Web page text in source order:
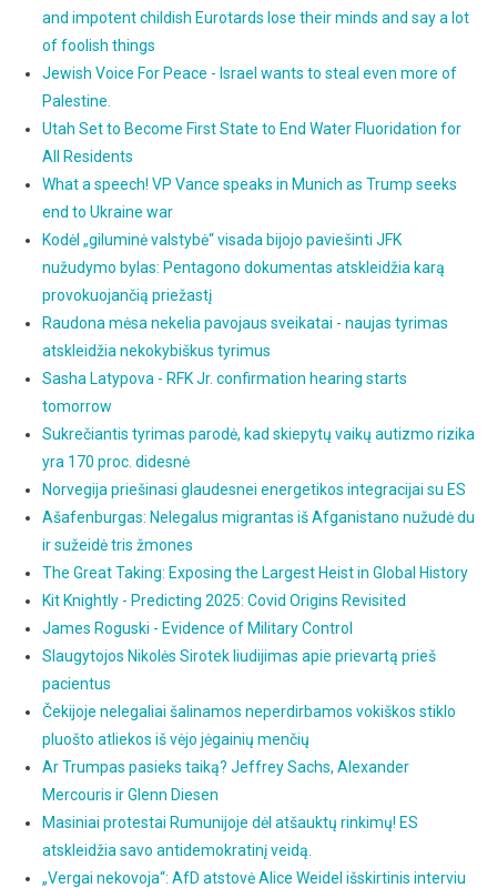
and impotent childish Eurotards lose their minds and say a lot
of foolish things
Jewish Voice For Peace - Israel wants to steal even more of
Palestine.
Utah Set to Become First State to End Water Fluoridation for
All Residents
What a speech! VP Vance speaks in Munich as Trump seeks
end to Ukraine war
Kodėl „giluminė valstybė“ visada bijojo paviešinti JFK
nužudymo bylas: Pentagono dokumentas atskleidžia karą
provokuojančią priežastį
Raudona mėsa nekelia pavojaus sveikatai - naujas tyrimas
atskleidžia nekokybiškus tyrimus
Sasha Latypova - RFK Jr. confirmation hearing starts
tomorrow
Sukrečiantis tyrimas parodė, kad skiepytų vaikų autizmo rizika
yra 170 proc. didesnė
Norvegija priešinasi glaudesnei energetikos integracijai su ES
Ašafenburgas: Nelegalus migrantas iš Afganistano nužudė du
ir sužeidė tris žmones
The Great Taking: Exposing the Largest Heist in Global History
Kit Knightly - Predicting 2025: Covid Origins Revisited
James Roguski - Evidence of Military Control
Slaugytojos Nikolės Sirotek liudijimas apie prievartą prieš
pacientus
Čekijoje nelegaliai šalinamos neperdirbamos vokiškos stiklo
pluošto atliekos iš vėjo jėgainių menčių
Ar Trumpas pasieks taiką? Jeffrey Sachs, Alexander
Mercouris ir Glenn Diesen
Masiniai protestai Rumunijoje dėl atšauktų rinkimų! ES
atskleidžia savo antidemokratinį veidą.
„Vergai nekovoja“: AfD atstovė Alice Weidel išskirtinis interviu